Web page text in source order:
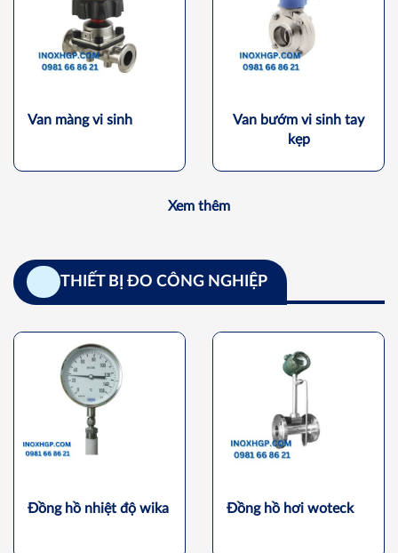
Van màng vi sinh
Van bướm vi sinh tay
kẹp
Xem thêm
THIẾT BỊ ĐO CÔNG NGHIỆP
Đồng hồ nhiệt độ wika Đồng hồ hơi woteck